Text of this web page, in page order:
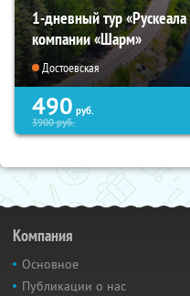
1-дневный тур
компании «Шарм»
Достоевская
490 руб.
3900руб.
Компания
Основное
Публикации о нас